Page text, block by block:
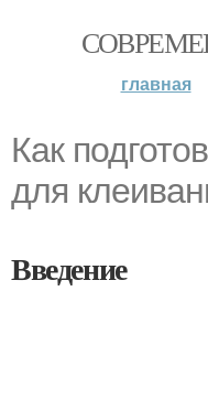
главная
Как
для
Введение